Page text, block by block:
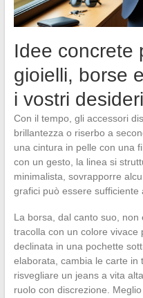
Idee concrete
gioielli, borse
i vostri desideri
Con il tempo, gli accessori
brillantezza o riserbo a
una cintura in pelle con una
con un gesto, la linea si
minimalista, sovrapporre
grafici può essere sufficiente
La borsa, dal canto suo,
tracolla con un colore vivace
declinata in una pochette
elaborata, cambia le carte in
risvegliare un jeans a vita
ruolo con discrezione.